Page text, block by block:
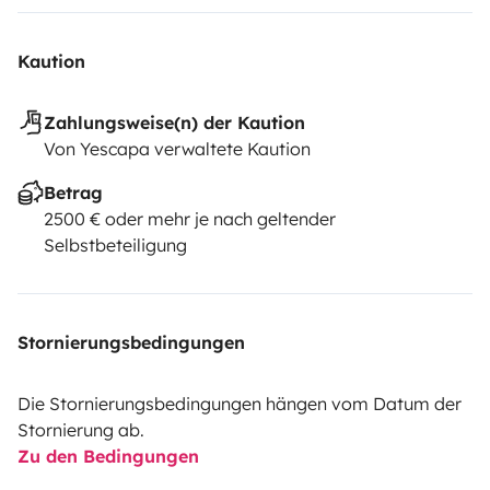
escapade !Nora et Mathieu
Kaution
Zahlungsweise(n) der Kaution
Von Yescapa verwaltete Kaution
Betrag
2500 € oder mehr je nach geltender
Selbstbeteiligung
Stornierungsbedingungen
Die Stornierungsbedingungen hängen vom Datum der
Stornierung ab.
Zu den Bedingungen